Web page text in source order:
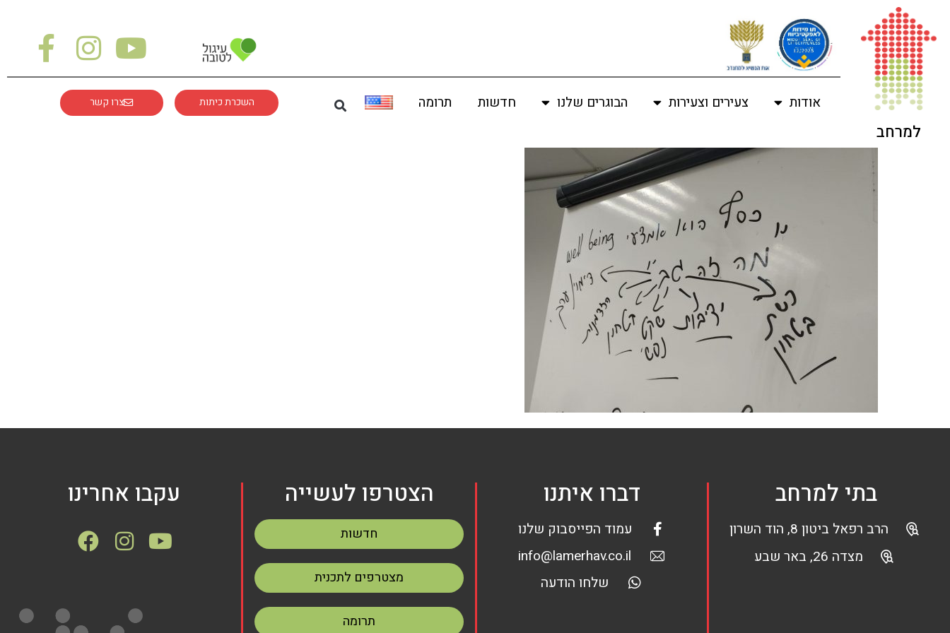
למרחב
אודות צעירים וצעירות הבוגרים שלנו חדשות תרומה השכרת כיתות צרו קשר
בתי למרחב
הרב רפאל ביטון 8, הוד השרון
מצדה 26, באר שבע
דברו איתנו
עמוד הפייסבוק שלנו
info@lamerhav.co.il
שלחו הודעה
הצטרפו לעשייה
חדשות
מצטרפים לתכנית
תרומה
עקבו אחרינו